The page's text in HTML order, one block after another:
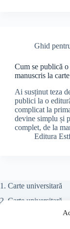
Ghid
Cum se publică
manuscris la
Ai susținut teza
publici la o
complicat la
devine simplu și
complet, de la
Editura
1. Carte universitară
2. Carte universitară